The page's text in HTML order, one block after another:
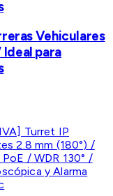
Vehiculares
Ideal para